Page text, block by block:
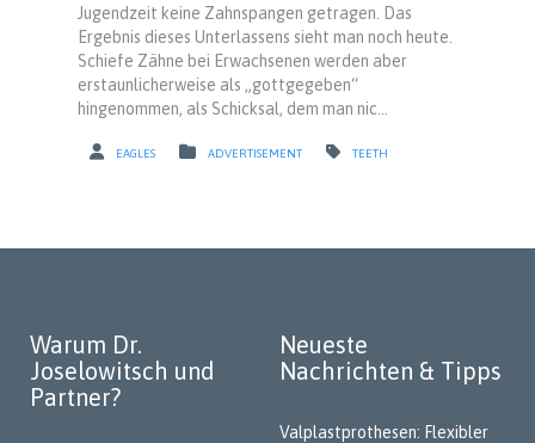
Jugendzeit keine Zahnspangen getragen. Das
Ergebnis dieses Unterlassens sieht man noch heute.
Schiefe Zähne bei Erwachsenen werden aber
erstaunlicherweise als „gottgegeben“
hingenommen, als Schicksal, dem man nic...
EAGLES ADVERTISEMENT TEETH
Warum Dr.
Joselowitsch und
Partner?
Neueste
Nachrichten & Tipps
Valplastprothesen: Flexibler